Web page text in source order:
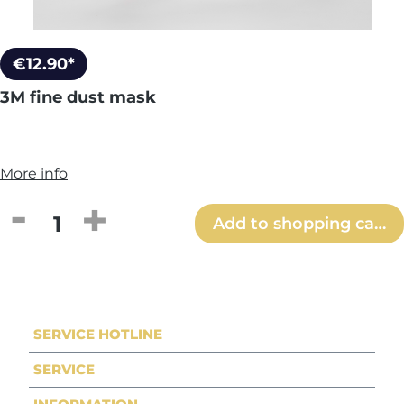
€12.90*
3M fine dust mask
More info
Product Quantity: Enter the desired
Add to shopping cart
SERVICE HOTLINE
SERVICE